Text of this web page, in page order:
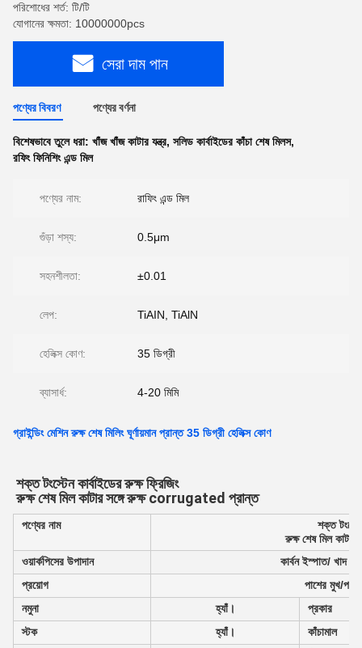
পরিশোধের শর্ত: টি/টি
যোগানের ক্ষমতা: 10000000pcs
সেরা দাম পান
পণ্যের বিবরণ পণ্যের বর্ণনা
বিশেষভাবে তুলে ধরা: খাঁজ খাঁজ কাটার যন্ত্র, সলিড কার্বাইডের কাঁচা শেষ মিলস,
রফিং ফিনিশিং এন্ড মিল
পণ্যের নাম: রাফিং এন্ড মিল
গুঁড়া শস্য: 0.5μm
সহনশীলতা: ±0.01
লেপ: TiAIN, TiAlN
হেলিক্স কোণ: 35 ডিগ্রী
ব্যাসার্ধ: 4-20 মিমি
গ্রাইন্ডিং মেশিন রুক্ষ শেষ মিলিং ঘূর্ণায়মান প্রান্ত 35 ডিগ্রী হেলিক্স কোণ
শক্ত টংস্টেন কার্বাইডের রুক্ষ ফ্রিজিং
রুক্ষ শেষ মিল কাটার সঙ্গে রুক্ষ corrugated প্রান্ত
পণ্যের নাম
শক্ত
রুক্ষ শেষ মিল
ওয়ার্কপিসের উপাদান
কার্বন ইস্পাত/ খাদ
প্রয়োগ
পাশের মুখ/
নমুনা
হ্যাঁ।
প্রকার
স্টক
হ্যাঁ।
কাঁচামাল